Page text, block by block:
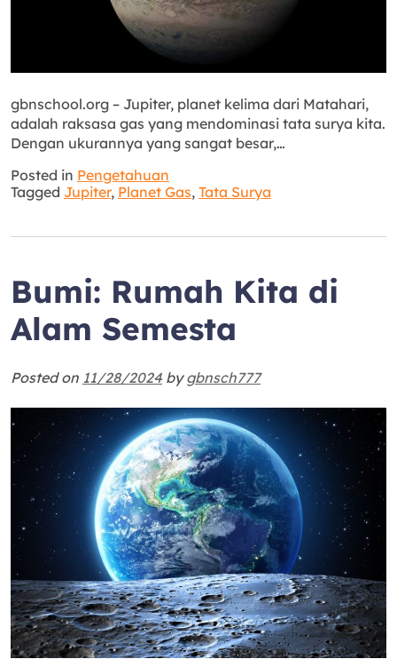
gbnschool.org – Jupiter, planet kelima dari Matahari,
adalah raksasa gas yang mendominasi tata surya kita.
Dengan ukurannya yang sangat besar,…
Posted in Pengetahuan
Tagged Jupiter, Planet Gas, Tata Surya
Bumi: Rumah Kita di
Alam Semesta
Posted on 11/28/2024bygbnsch777